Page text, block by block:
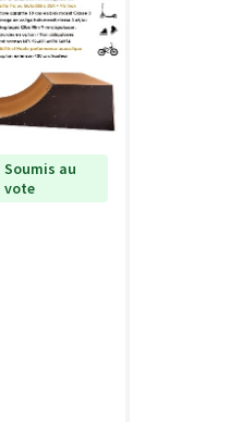
Soumis au
vote